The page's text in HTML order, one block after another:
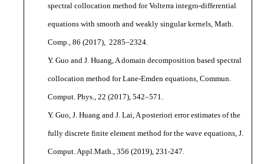
spectral collocation method for Volterra integro-differential
equations with smooth and weakly singular kernels, Math.
Comp., 86 (2017), 2285–2324.
Y. Guo and J. Huang, A domain decomposition based spectral
collocation method for Lane-Emden equations, Commun.
Comput. Phys., 22 (2017), 542–571.
Y. Guo, J. Huang and J. Lai, A posteriori error estimates of the
fully discrete finite element method for the wave equations, J.
Comput. Appl.Math., 356 (2019), 231-247.